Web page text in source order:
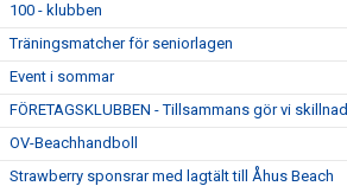
100 - klubben
Träningsmatcher för seniorlagen
Event i sommar
FÖRETAGSKLUBBEN - Tillsammans gör vi skillnad
OV-Beachhandboll
Strawberry sponsrar med lagtält till Åhus Beach